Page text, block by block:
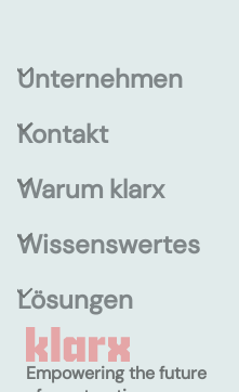
Unternehmen
Kontakt
Warum klarx
Wissenswertes
Lösungen
Empowering the future